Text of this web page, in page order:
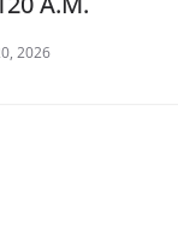
2026